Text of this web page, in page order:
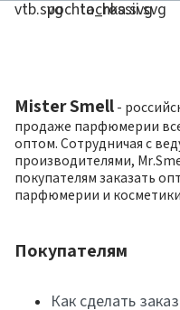
Mister Smell -
продаже парфюмерии
оптом. Сотрудничая с
производителями,
покупателям заказать
парфюмерии и
Покупателям
Как сделать заказ